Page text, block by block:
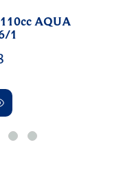
AQUA
1